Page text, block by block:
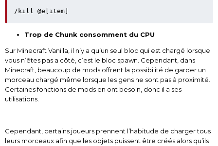
/kill @e[item]
Trop de Chunk consomment du CPU
Sur Minecraft Vanilla, il n’y a qu’un seul bloc qui est chargé lorsque
vous n’êtes pas a côté, c’est le bloc spawn. Cependant, dans
Minecraft, beaucoup de mods offrent la possibilité de garder un
morceau chargé même lorsque les gens ne sont pas à proximité.
Certaines fonctions de mods en ont besoin, donc il a ses
utilisations.
Cependant, certains joueurs prennent l’habitude de charger tous
leurs morceaux afin que les objets puissent être créés alors qu’ils